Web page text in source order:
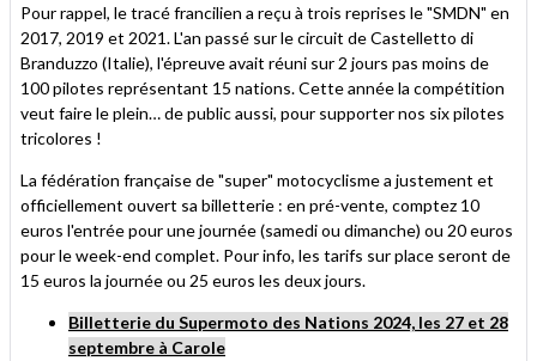
Pour rappel, le tracé francilien a reçu à trois reprises le "SMDN" en
2017, 2019 et 2021. L'an passé sur le circuit de Castelletto di
Branduzzo (Italie), l'épreuve avait réuni sur 2 jours pas moins de
100 pilotes représentant 15 nations. Cette année la compétition
veut faire le plein… de public aussi, pour supporter nos six pilotes
tricolores !
La fédération française de "super" motocyclisme a justement et
officiellement ouvert sa billetterie : en pré-vente, comptez 10
euros l'entrée pour une journée (samedi ou dimanche) ou 20 euros
pour le week-end complet. Pour info, les tarifs sur place seront de
15 euros la journée ou 25 euros les deux jours.
Billetterie du Supermoto des Nations 2024, les 27 et 28
septembre à Carole